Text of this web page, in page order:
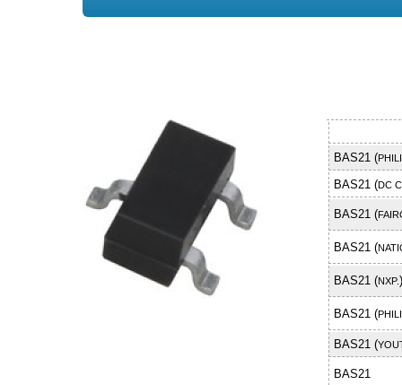
BAS21 (
BAS21 (DC
BAS21 (
BAS21 (
BAS21 (NXP.)
BAS21 (
BAS21 (
BAS21